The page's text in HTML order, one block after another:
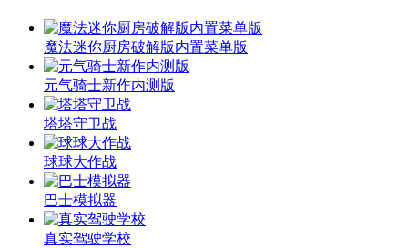
魔法迷你厨房破解版内置菜单版
元气骑士新作内测版
塔塔守卫战
球球大作战
巴士模拟器
真实驾驶学校